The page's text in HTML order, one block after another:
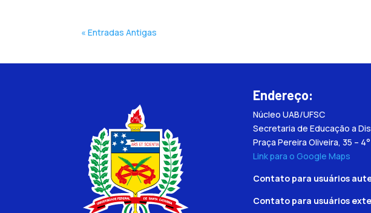
« Entradas Antigas
Endereço:
Núcleo UAB/UFSC
Secretaria de Educação a
Praça Pereira Oliveira, 35 –
Link para o Google Maps
Contato para usuários
Contato para usuários